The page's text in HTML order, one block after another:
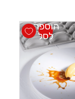
הוספה
לסל